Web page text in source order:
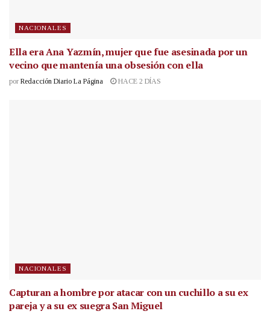
NACIONALES
Ella era Ana Yazmín, mujer que fue asesinada por un
vecino que mantenía una obsesión con ella
por Redacción Diario La Página HACE 2 DÍAS
NACIONALES
Capturan a hombre por atacar con un cuchillo a su ex
pareja y a su ex suegra San Miguel